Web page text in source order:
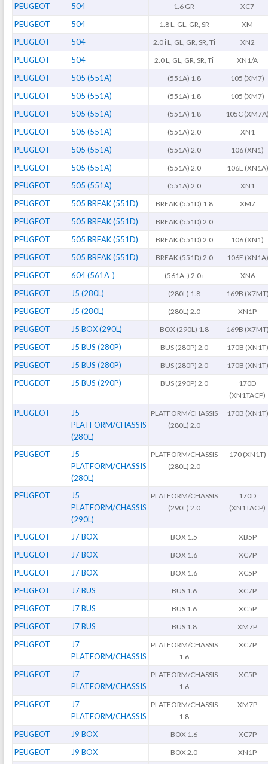
PEUGEOT 504 1.6 GR XC7
PEUGEOT 504 1.8 L, GL, GR, SR XM
PEUGEOT 504 2.0 i L, GL, GR, SR, Ti XN2
PEUGEOT 504 2.0 L, GL, GR, SR, Ti XN1/A
PEUGEOT 505 (551A) (551A) 1.8 105 (XM7)
PEUGEOT 505 (551A) (551A) 1.8 105 (XM7)
PEUGEOT 505 (551A) (551A) 1.8 105C
PEUGEOT 505 (551A) (551A) 2.0 XN1
PEUGEOT 505 (551A) (551A) 2.0 106 (XN1)
PEUGEOT 505 (551A) (551A) 2.0 106E (XN1A)
PEUGEOT 505 (551A) (551A) 2.0 XN1
PEUGEOT 505 BREAK (551D) BREAK (551D) 1.8 XM7
PEUGEOT 505 BREAK (551D) BREAK (551D) 2.0
PEUGEOT 505 BREAK (551D) BREAK (551D) 2.0 106 (XN1)
PEUGEOT 505 BREAK (551D) BREAK (551D) 2.0 106E (XN1A)
PEUGEOT 604 (561A_) (561A_) 2.0 i XN6
PEUGEOT J5 (280L) (280L) 1.8 169B
PEUGEOT J5 (280L) (280L) 2.0 XN1P
PEUGEOT J5 BOX (290L) BOX (290L) 1.8 169B
PEUGEOT J5 BUS (280P) BUS (280P) 2.0 170B (XN1T)
PEUGEOT J5 BUS (280P) BUS (280P) 2.0 170B (XN1T)
PEUGEOT J5 BUS (290P) BUS (290P) 2.0
170D
(XN1TACP)
PEUGEOT
J5
PLATFORM/CHASSIS
(280L)
PLATFORM/CHASSIS
(280L) 2.0
170B (XN1T)
PEUGEOT
J5
PLATFORM/CHASSIS
(280L)
PLATFORM/CHASSIS
(280L) 2.0
170 (XN1T)
PEUGEOT
J5
PLATFORM/CHASSIS
(290L)
PLATFORM/CHASSIS
(290L) 2.0
170D
(XN1TACP)
PEUGEOT J7 BOX BOX 1.5 XB5P
PEUGEOT J7 BOX BOX 1.6 XC7P
PEUGEOT J7 BOX BOX 1.6 XC5P
PEUGEOT J7 BUS BUS 1.6 XC7P
PEUGEOT J7 BUS BUS 1.6 XC5P
PEUGEOT J7 BUS BUS 1.8 XM7P
PEUGEOT
J7
PLATFORM/CHASSIS
PLATFORM/CHASSIS
1.6
XC7P
PEUGEOT
J7
PLATFORM/CHASSIS
PLATFORM/CHASSIS
1.6
XC5P
PEUGEOT
J7
PLATFORM/CHASSIS
PLATFORM/CHASSIS
1.8
XM7P
PEUGEOT J9 BOX BOX 1.6 XC7P
PEUGEOT J9 BOX BOX 2.0 XN1P